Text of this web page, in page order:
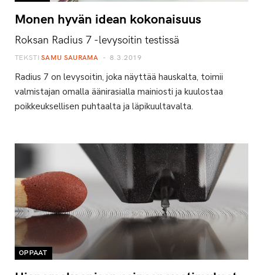
Monen hyvän idean kokonaisuus
Roksan Radius 7 -levysoitin testissä
TEKSTI SAMU SAURAMA 8.3.2019
Radius 7 on levysoitin, joka näyttää hauskalta, toimii
valmistajan omalla äänirasialla mainiosti ja kuulostaa
poikkeuksellisen puhtaalta ja läpikuultavalta.
OPPAAT